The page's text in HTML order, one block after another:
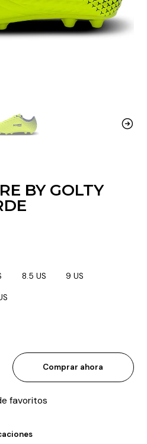
BY GOLTY
8.5 US 9 US
Comprar ahora
favoritos